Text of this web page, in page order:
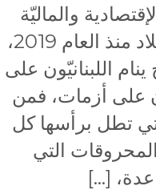
والماليّة
التي عصفت بالبلاد منذ العام 2019،
اللبنانيّون على
على أزمات، فمن
تطل برأسها كل
التي
[…]